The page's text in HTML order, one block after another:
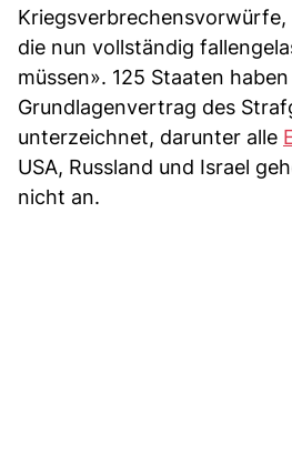
die nun vollständig
müssen». 125 Staaten
Grundlagenvertrag des
unterzeichnet, darunter alle
USA, Russland und Israel
nicht an.